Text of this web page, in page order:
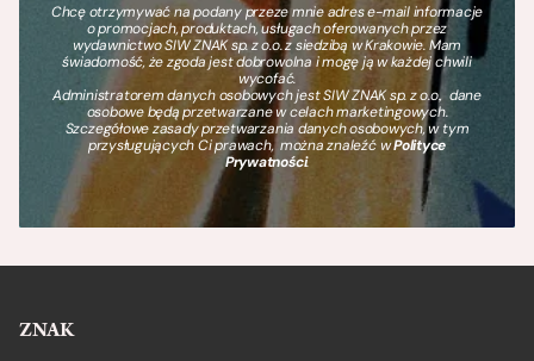
Chcę otrzymywać na podany przeze mnie adres e-mail informacje
o promocjach, produktach, usługach oferowanych przez
wydawnictwo SIW ZNAK sp. z o.o. z siedzibą w Krakowie. Mam
świadomość, że zgoda jest dobrowolna i mogę ją w każdej chwili
wycofać.
Administratorem danych osobowych jest SIW ZNAK sp. z o.o., dane
osobowe będą przetwarzane w celach marketingowych.
Szczegółowe zasady przetwarzania danych osobowych, w tym
przysługujących Ci prawach, można znaleźć wPolityce
Prywatności.
ZNAK